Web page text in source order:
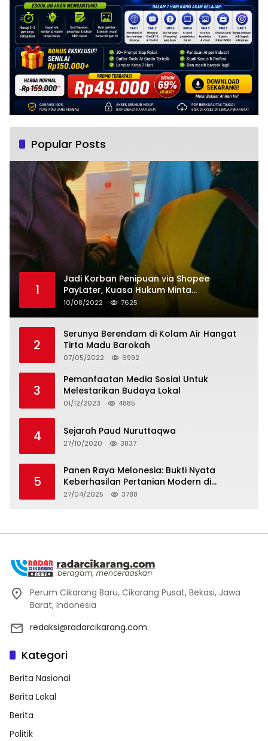
Popular Posts
1
Jadi Korban Penipuan via Shopee
PayLater, Kuasa Hukum Minta
Penangguhan Tagihan dan Hapus Bunga
10/08/2022 7625
2
Serunya Berendam di Kolam Air Hangat
Tirta Madu Barokah
07/05/2022 6992
3
Pemanfaatan Media Sosial Untuk
Melestarikan Budaya Lokal
01/12/2023 4885
4 Sejarah Paud Nuruttaqwa
27/10/2020 3837
5
Panen Raya Melonesia: Bukti Nyata
Keberhasilan Pertanian Modern di
Kabupaten Bekasi
27/04/2025 3788
Perum Cikarang Baru, Cikarang Pusat, Bekasi, Jawa
Barat, Indonesia
redaksi@radarcikarang.com
Kategori
Berita Nasional
Berita Lokal
Berita
Politik